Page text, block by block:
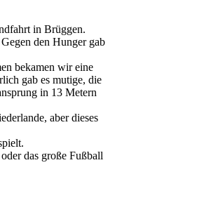
in Brüggen.
den Hunger gab
bekamen wir eine
gab es mutige, die
in 13 Metern
aber dieses
das große Fußball